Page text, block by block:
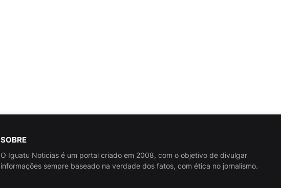
SOBRE
O Iguatu Noticias é um portal criado em 2008, com o objetivo de divulgar
informações sempre baseado na verdade dos fatos, com ética no jornalismo.